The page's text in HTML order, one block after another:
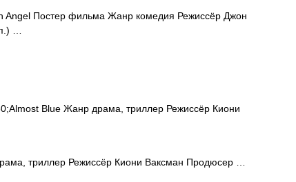
Angel Постер фильма Жанр комедия Режиссёр Джон
…
Blue Жанр драма, триллер Режиссёр Киони
триллер Режиссёр Киони Ваксман Продюсер …